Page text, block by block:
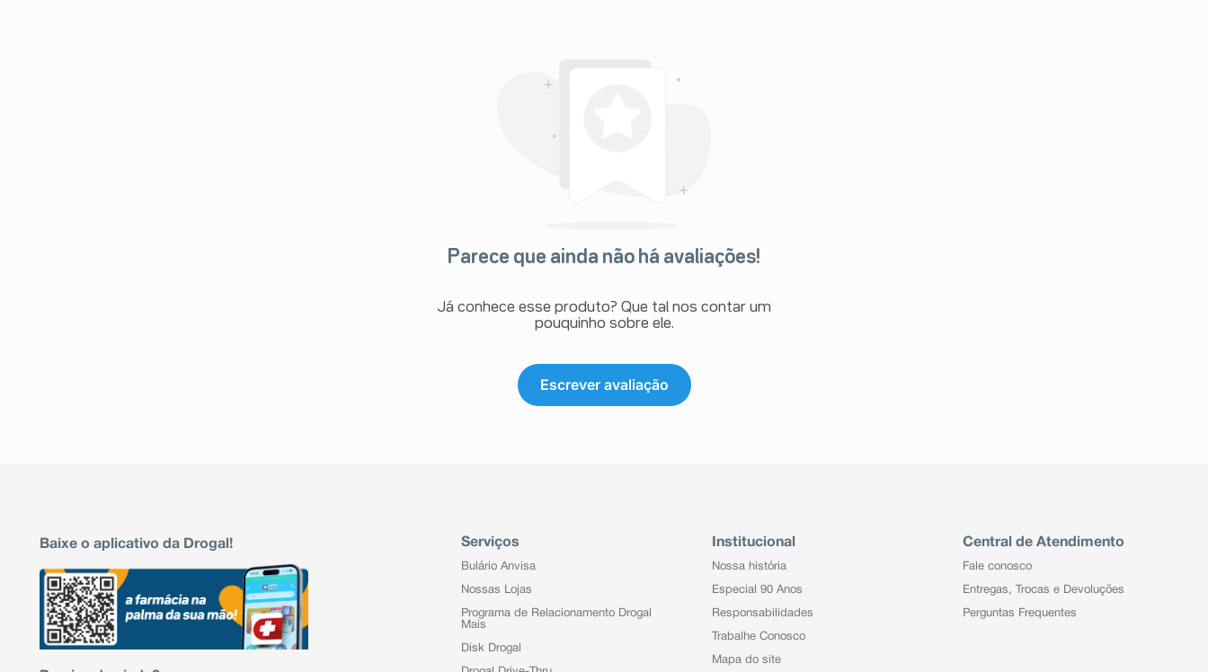
Parece que ainda não há avaliações!
Já conhece esse produto? Que tal nos contar um
pouquinho sobre ele.
Escrever avaliação
Baixe o aplicativo da Drogal! Serviços
Bulário Anvisa
Nossas Lojas
Programa de Relacionamento Drogal
Mais
Disk Drogal
Institucional
Nossa história
Especial 90 Anos
Responsabilidades
Trabalhe Conosco
Mapa do site
Central de Atendimento
Fale conosco
Entregas, Trocas e Devoluções
Perguntas Frequentes